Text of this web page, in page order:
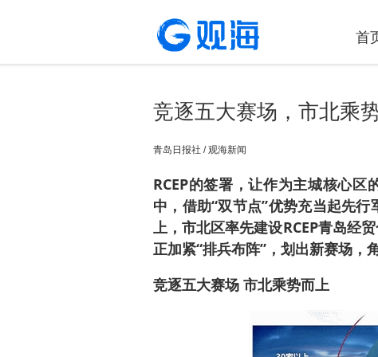
首
竞逐五大赛场，市北乘
青岛日报社 / 观海新闻
RCEP的签署，让作为主城核心
中，借助“双节点”优势充当起先
上，市北区率先建设RCEP青岛经
正加紧“排兵布阵”，划出新赛场，
竞逐五大赛场 市北乘势而上